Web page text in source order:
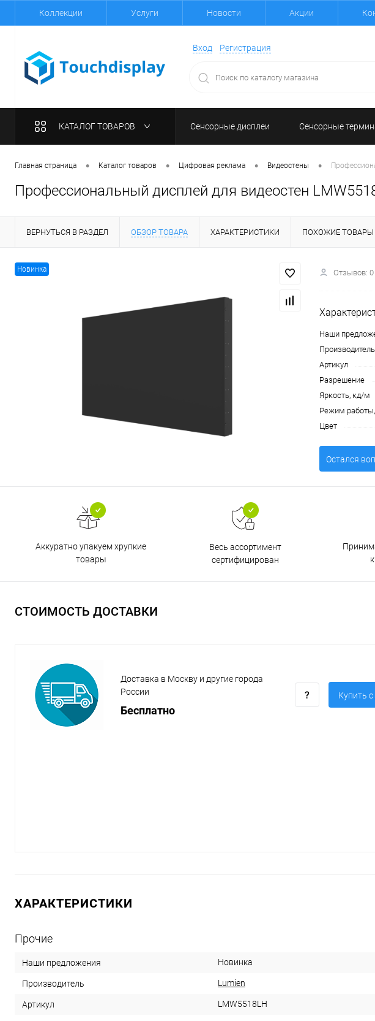
Коллекции Услуги Новости Акции
Вход Регистрация
КАТАЛОГ ТОВАРОВ Сенсорные дисплеи Сенсорные
Главная страница • Каталог товаров • Цифровая реклама • Видеостены •
Профессиональный дисплей для видеостен
ВЕРНУТЬСЯ В РАЗДЕЛ ОБЗОР ТОВАРА ХАРАКТЕРИСТИКИ ПОХОЖИЕ ТОВАРЫ
Новинка Отзывов: 0
Наши
Производитель
Артикул
Разрешение
Яркость, кд/м
Режим
Цвет
Остался
Аккуратно упакуем хрупкие
товары
Весь ассортимент
сертифицирован
СТОИМОСТЬ ДОСТАВКИ
Доставка в Москву и другие города
России
Бесплатно
Купить
ХАРАКТЕРИСТИКИ
Прочие
Наши предложения Новинка
Производитель Lumien
Артикул LMW5518LH